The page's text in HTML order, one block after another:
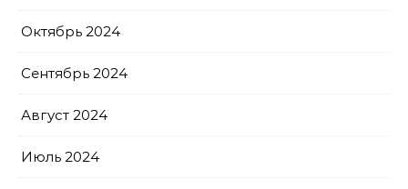
Октябрь 2024
Сентябрь 2024
Август 2024
Июль 2024